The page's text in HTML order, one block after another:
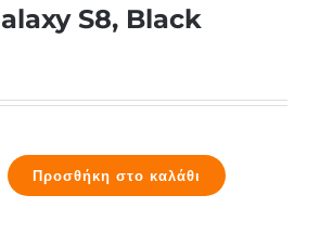
S8, Black
Προσθήκη στο καλάθι